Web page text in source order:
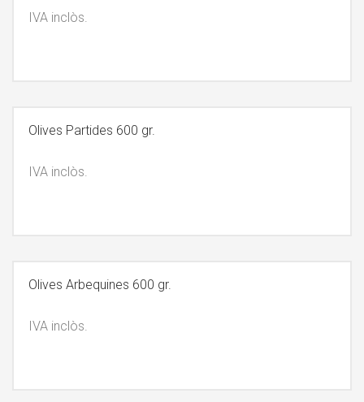
IVA inclòs.
Olives Partides 600 gr.
IVA inclòs.
Olives Arbequines 600 gr.
IVA inclòs.